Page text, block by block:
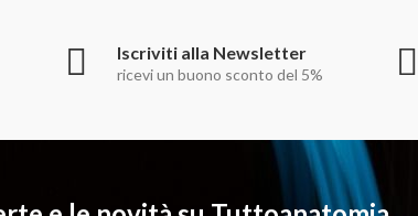
Iscriviti alla Newsletter
ricevi un buono sconto del 5%